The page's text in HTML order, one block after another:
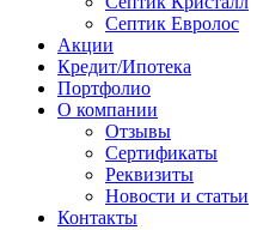
Септик Евролос
Акции
Кредит/Ипотека
Портфолио
О компании
Отзывы
Сертификаты
Реквизиты
Новости и статьи
Контакты